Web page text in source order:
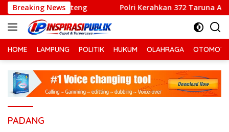
Langsung
ke
konten
Breaking News
Lamteng Polri Kerahkan 372 Taruna Akpol
HOME LAMPUNG POLITIK HUKUM OLAHRAGA
PADANG